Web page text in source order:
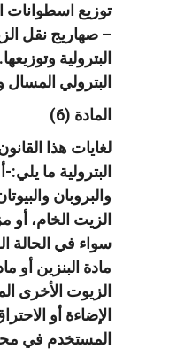
– صهاريج نقل
البترولي المسال
المادة (6)
لغايات هذا
البترولية ما يلي:-
والبروبان
الزيت الخام،
سواء في الحالة
مادة البنزين أو
الزيوت الأخرى
الإضاءة أو
المستخدم في